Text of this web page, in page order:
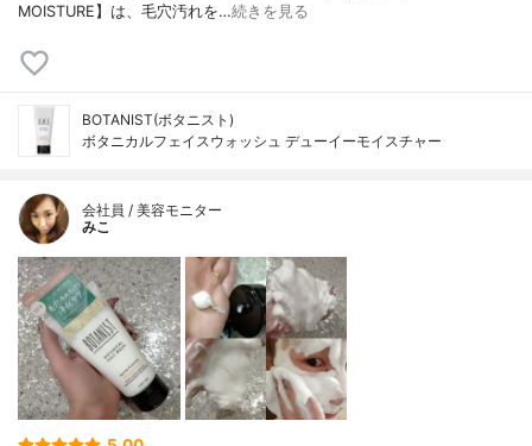
MOISTURE】は、毛穴汚れを…続きを見る
BOTANIST(ボタニスト)
ボタニカルフェイスウォッシュ デューイーモイスチャー
会社員 / 美容モニター
みこ